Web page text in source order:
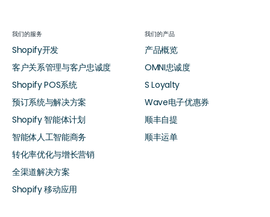
我们的服务
Shopify开发
客户关系管理与客户忠诚度
Shopify POS系统
预订系统与解决方案
Shopify 智能体计划
智能体人工智能商务
转化率优化与增长营销
全渠道解决方案
Shopify 移动应用
我们的产品
产品概览
OMNI忠诚度
S Loyalty
Wave电子优惠券
顺丰自提
顺丰运单